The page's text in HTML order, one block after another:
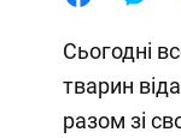
Сьогодні
тварин
разом зі